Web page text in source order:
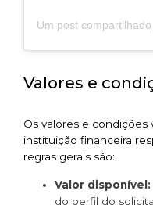
Valores e
Os valores e condições
instituição financeira
regras gerais são:
Valor disponível:
do perfil do